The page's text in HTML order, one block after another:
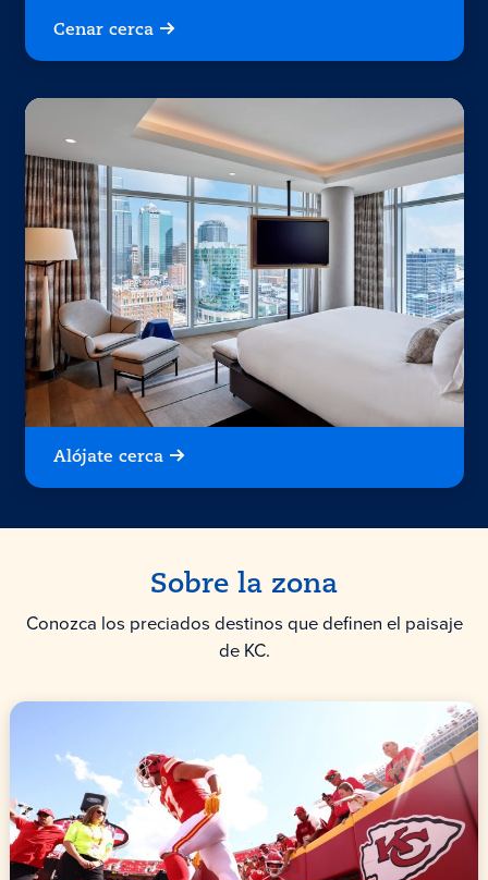
Cenar cerca
Alójate cerca
Sobre la zona
Conozca los preciados destinos que definen el paisaje
de KC.